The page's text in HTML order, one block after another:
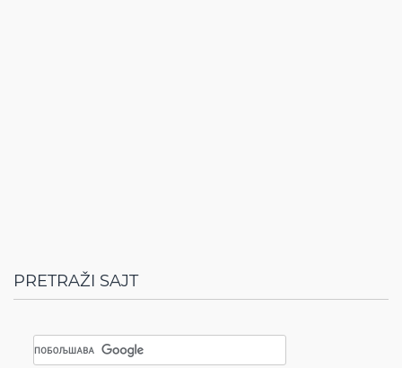
PRETRAŽI SAJT